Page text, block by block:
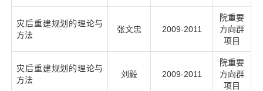
灾后重建规划的理论与
方法
张文忠 2009-2011
院重要
方向群
项目
灾后重建规划的理论与
方法
刘毅 2009-2011
院重要
方向群
项目